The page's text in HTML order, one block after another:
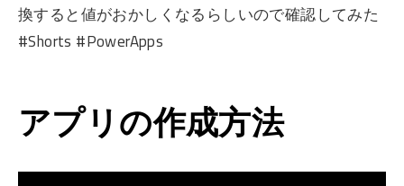
換すると値がおかしくなるらしいので確認してみた
#Shorts #PowerApps
アプリの作成方法